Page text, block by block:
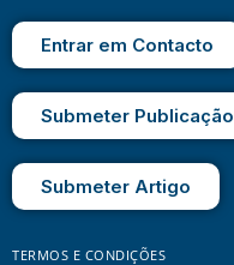
Entrar em Contacto
Submeter Publicação
Submeter Artigo
TERMOS E CONDIÇÕES